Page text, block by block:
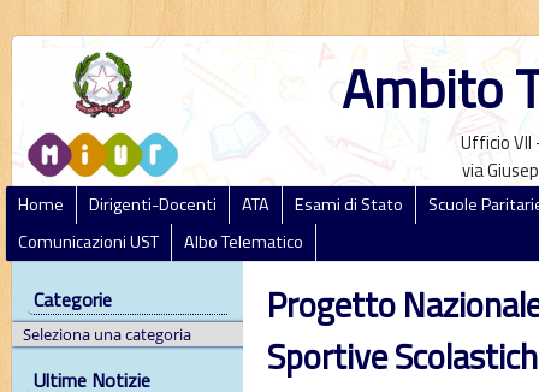
Ambito
Ufficio VII
via
Home Dirigenti-Docenti ATA Esami di Stato
Scuole
Comunicazioni UST
Albo Telematico
Categorie
Ultime Notizie
Progetto
Sportive